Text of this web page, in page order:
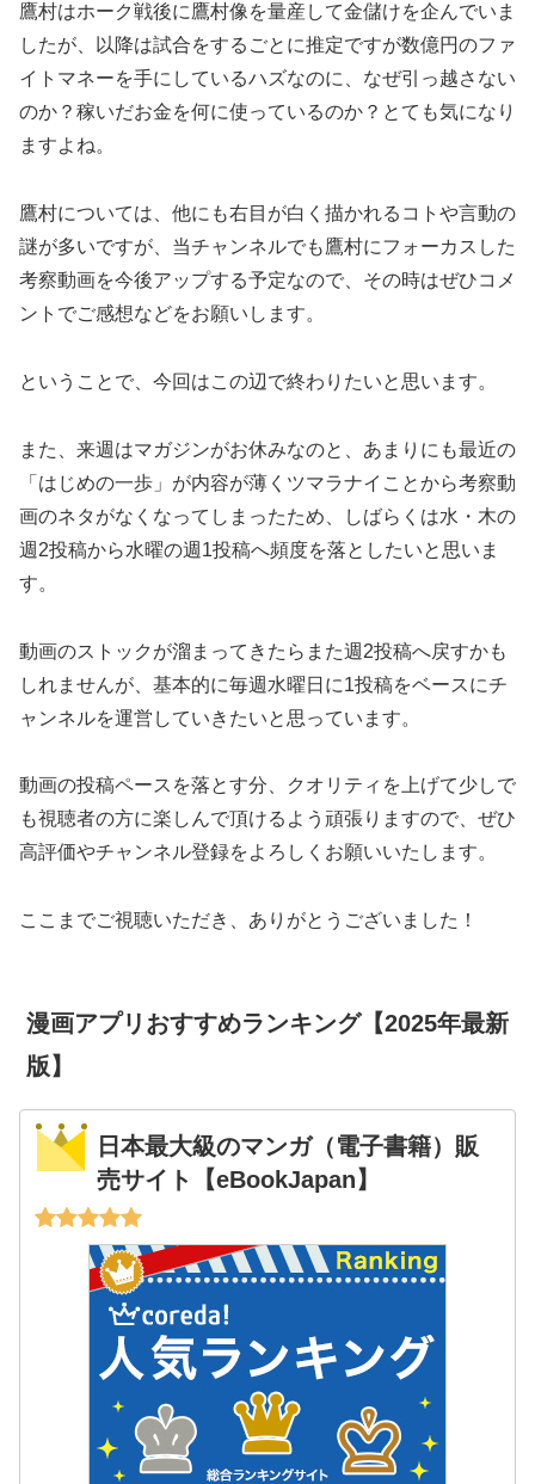
鷹村はホーク戦後に鷹村像を量産して金儲けを企んでいま
したが、以降は試合をするごとに推定ですが数億円のファ
イトマネーを手にしているハズなのに、なぜ引っ越さない
のか？稼いだお金を何に使っているのか？とても気になり
ますよね。
鷹村については、他にも右目が白く描かれるコトや言動の
謎が多いですが、当チャンネルでも鷹村にフォーカスした
考察動画を今後アップする予定なので、その時はぜひコメ
ントでご感想などをお願いします。
ということで、今回はこの辺で終わりたいと思います。
また、来週はマガジンがお休みなのと、あまりにも最近の
「はじめの一歩」が内容が薄くツマラナイことから考察動
画のネタがなくなってしまったため、しばらくは水・木の
週2投稿から水曜の週1投稿へ頻度を落としたいと思いま
す。
動画のストックが溜まってきたらまた週2投稿へ戻すかも
しれませんが、基本的に毎週水曜日に1投稿をベースにチ
ャンネルを運営していきたいと思っています。
動画の投稿ペースを落とす分、クオリティを上げて少しで
も視聴者の方に楽しんで頂けるよう頑張りますので、ぜひ
高評価やチャンネル登録をよろしくお願いいたします。
ここまでご視聴いただき、ありがとうございました！
漫画アプリおすすめランキング【2025年最新
版】
日本最大級のマンガ（電子書籍）販
売サイト【eBookJapan】